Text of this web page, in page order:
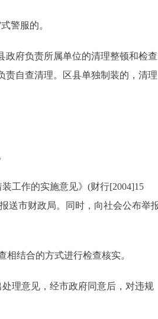
警服的。
府负责所属单位的清理整顿和检查
责自查清理。区县单独制装的，清理
工作的实施意见》(财行[2004]15
送市财政局。同时，向社会公布举
结合的方式进行检查核实。
理意见，经市政府同意后，对违规